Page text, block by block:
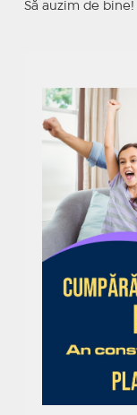
Să auzim de bine!